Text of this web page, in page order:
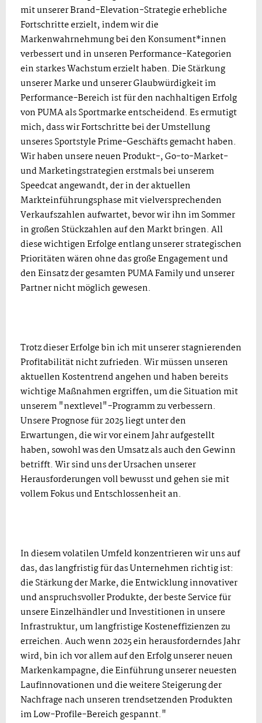
mit unserer Brand-Elevation-Strategie erhebliche
Fortschritte erzielt, indem wir die
Markenwahrnehmung bei den Konsument*innen
verbessert und in unseren Performance-Kategorien
ein starkes Wachstum erzielt haben. Die Stärkung
unserer Marke und unserer Glaubwürdigkeit im
Performance-Bereich ist für den nachhaltigen Erfolg
von PUMA als Sportmarke entscheidend. Es ermutigt
mich, dass wir Fortschritte bei der Umstellung
unseres Sportstyle Prime-Geschäfts gemacht haben.
Wir haben unsere neuen Produkt-, Go-to-Market-
und Marketingstrategien erstmals bei unserem
Speedcat angewandt, der in der aktuellen
Markteinführungsphase mit vielversprechenden
Verkaufszahlen aufwartet, bevor wir ihn im Sommer
in großen Stückzahlen auf den Markt bringen. All
diese wichtigen Erfolge entlang unserer strategischen
Prioritäten wären ohne das große Engagement und
den Einsatz der gesamten PUMA Family und unserer
Partner nicht möglich gewesen.
Trotz dieser Erfolge bin ich mit unserer stagnierenden
Profitabilität nicht zufrieden. Wir müssen unseren
aktuellen Kostentrend angehen und haben bereits
wichtige Maßnahmen ergriffen, um die Situation mit
unserem "nextlevel"-Programm zu verbessern.
Unsere Prognose für 2025 liegt unter den
Erwartungen, die wir vor einem Jahr aufgestellt
haben, sowohl was den Umsatz als auch den Gewinn
betrifft. Wir sind uns der Ursachen unserer
Herausforderungen voll bewusst und gehen sie mit
vollem Fokus und Entschlossenheit an.
In diesem volatilen Umfeld konzentrieren wir uns auf
das, das langfristig für das Unternehmen richtig ist:
die Stärkung der Marke, die Entwicklung innovativer
und anspruchsvoller Produkte, der beste Service für
unsere Einzelhändler und Investitionen in unsere
Infrastruktur, um langfristige Kosteneffizienzen zu
erreichen. Auch wenn 2025 ein herausforderndes Jahr
wird, bin ich vor allem auf den Erfolg unserer neuen
Markenkampagne, die Einführung unserer neuesten
Laufinnovationen und die weitere Steigerung der
Nachfrage nach unseren trendsetzenden Produkten
im Low-Profile-Bereich gespannt."